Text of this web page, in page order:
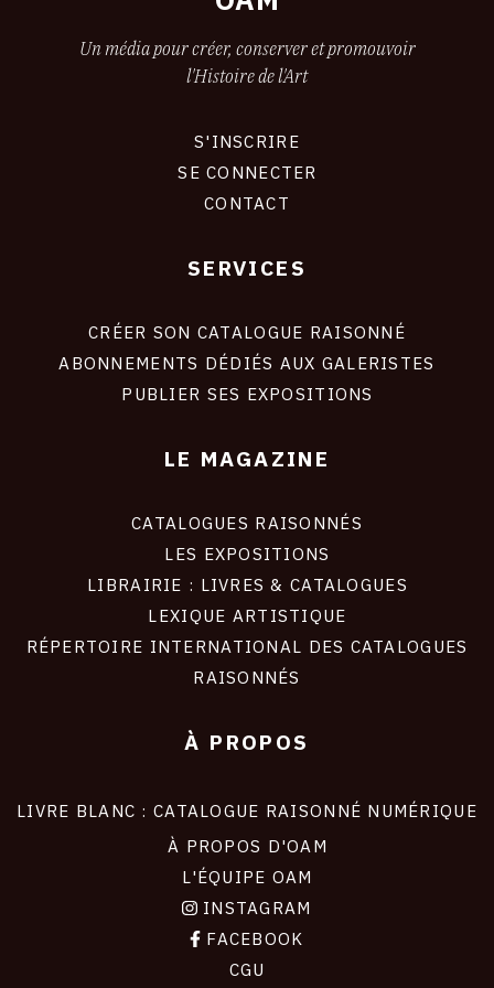
Un média pour créer, conserver et promouvoir
l'Histoire de l'Art
S'INSCRIRE
SE CONNECTER
CONTACT
SERVICES
CRÉER SON CATALOGUE RAISONNÉ
ABONNEMENTS DÉDIÉS AUX GALERISTES
PUBLIER SES EXPOSITIONS
LE MAGAZINE
CATALOGUES RAISONNÉS
LES EXPOSITIONS
LIBRAIRIE : LIVRES & CATALOGUES
LEXIQUE ARTISTIQUE
RÉPERTOIRE INTERNATIONAL DES CATALOGUES
RAISONNÉS
À PROPOS
LIVRE BLANC : CATALOGUE RAISONNÉ NUMÉRIQUE
À PROPOS D'OAM
L'ÉQUIPE OAM
INSTAGRAM
FACEBOOK
CGU